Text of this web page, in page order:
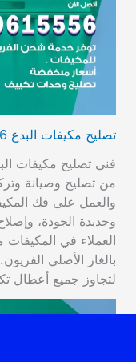
تصليح مكيفات البدع 60615556 كهربائي تكييف وتعبئة غاز
فني تصليح مكيفات
من تصليح وصيانة
والعمل على فك
وجديدة الجودة،
العملاء في المكيفات
بالغاز الأصلي
لتجاوز جميع أعطال